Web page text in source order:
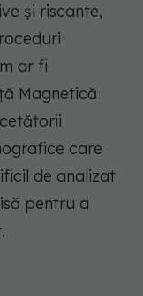
şi riscante,
ar fi
Magnetică
care
de analizat
pentru a